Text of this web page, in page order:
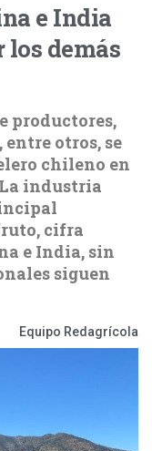
e India
los demás
productores,
otros, se
chileno en
La industria
cifra
e India, sin
siguen
Equipo Redagrícola